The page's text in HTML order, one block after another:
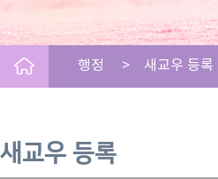
행정 > 새교우 등록
새교우 등록